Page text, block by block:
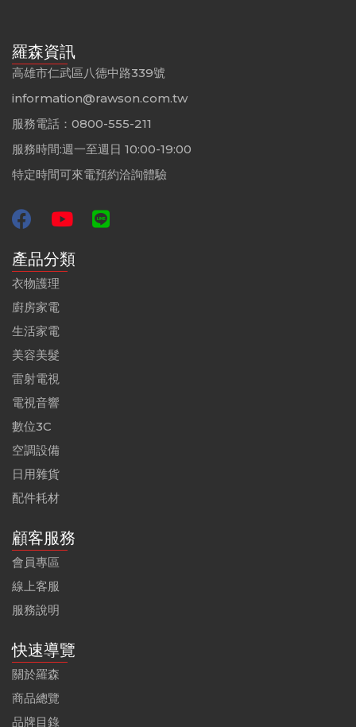
羅森資訊
高雄市仁武區八德中路339號
information@rawson.com.tw
服務電話：0800-555-211
服務時間:週一至週日 10:00-19:00
特定時間可來電預約洽詢體驗
產品分類
衣物護理
廚房家電
生活家電
美容美髮
雷射電視
電視音響
數位3C
空調設備
日用雜貨
配件耗材
顧客服務
會員專區
線上客服
服務說明
快速導覽
關於羅森
商品總覽
品牌目錄